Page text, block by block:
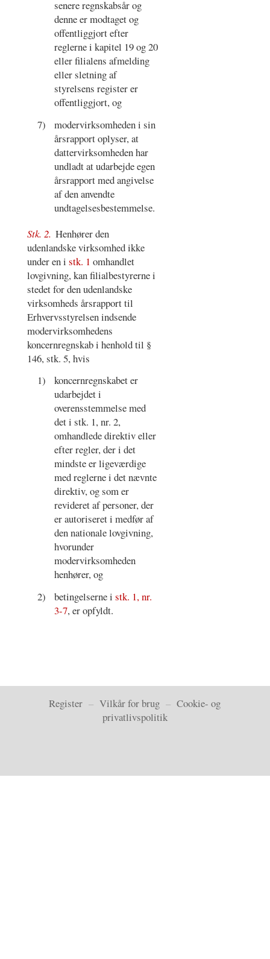
senere regnskabsår og
denne er modtaget og
offentliggjort efter
reglerne i kapitel 19 og 20
eller filialens afmelding
eller sletning af
styrelsens register er
offentliggjort, og
7)
modervirksomheden i sin
årsrapport oplyser, at
dattervirksomheden har
undladt at udarbejde egen
årsrapport med angivelse
af den anvendte
undtagelsesbestemmelse.
Stk. 2. Henhører den
udenlandske virksomhed ikke
under en i stk. 1 omhandlet
lovgivning, kan filialbestyrerne i
stedet for den udenlandske
virksomheds årsrapport til
Erhvervsstyrelsen indsende
modervirksomhedens
koncernregnskab i henhold til §
146, stk. 5, hvis
1)
koncernregnskabet er
udarbejdet i
overensstemmelse med
det i stk. 1, nr. 2,
omhandlede direktiv eller
efter regler, der i det
mindste er ligeværdige
med reglerne i det nævnte
direktiv, og som er
revideret af personer, der
er autoriseret i medfør af
den nationale lovgivning,
hvorunder
modervirksomheden
henhører, og
2)
betingelserne istk. 1, nr.
3-7, er opfyldt.
Register –Vilkår for brug –Cookie- og
privatlivspolitik